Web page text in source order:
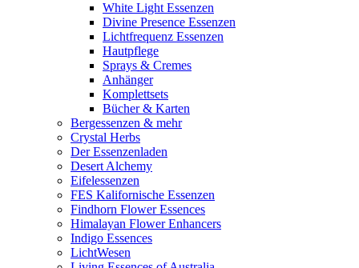
White Light Essenzen
Divine Presence Essenzen
Lichtfrequenz Essenzen
Hautpflege
Sprays & Cremes
Anhänger
Komplettsets
Bücher & Karten
Bergessenzen & mehr
Crystal Herbs
Der Essenzenladen
Desert Alchemy
Eifelessenzen
FES Kalifornische Essenzen
Findhorn Flower Essences
Himalayan Flower Enhancers
Indigo Essences
LichtWesen